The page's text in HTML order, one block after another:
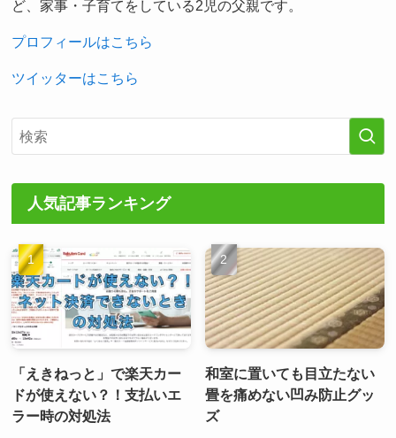
ど、家事・子育てをしている2児の父親です。
プロフィールはこちら
ツイッターはこちら
人気記事ランキング
「えきねっと」で楽天カー
ドが使えない？！支払いエ
ラー時の対処法
和室に置いても目立たない
畳を痛めない凹み防止グッ
ズ